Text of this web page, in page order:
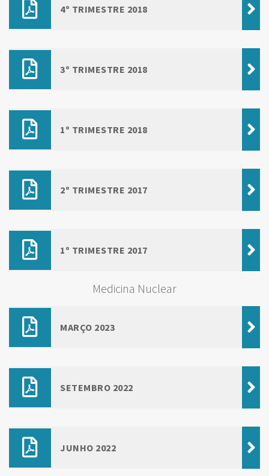
4º TRIMESTRE 2018
3º TRIMESTRE 2018
1º TRIMESTRE 2018
2º TRIMESTRE 2017
1º TRIMESTRE 2017
Medicina Nuclear
MARÇO 2023
SETEMBRO 2022
JUNHO 2022